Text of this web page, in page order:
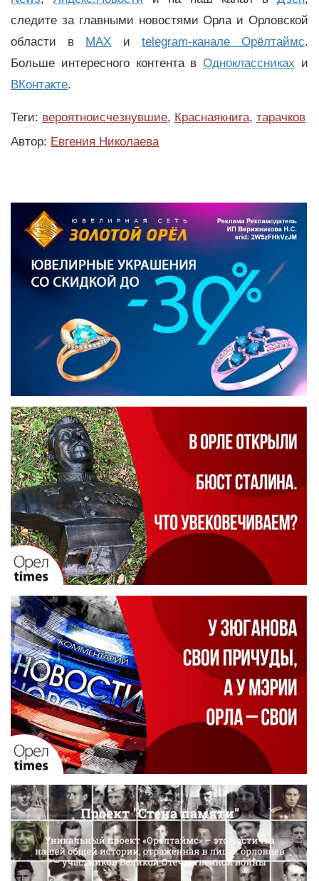
следите за главными новостями Орла и Орловской
области в MAX и telegram-канале Орёлтаймс.
Больше интересного контента вОдноклассниках и
ВКонтакте.
Теги: вероятноисчезнувшие, Краснаякнига, тарачков
Автор: Евгения Николаева